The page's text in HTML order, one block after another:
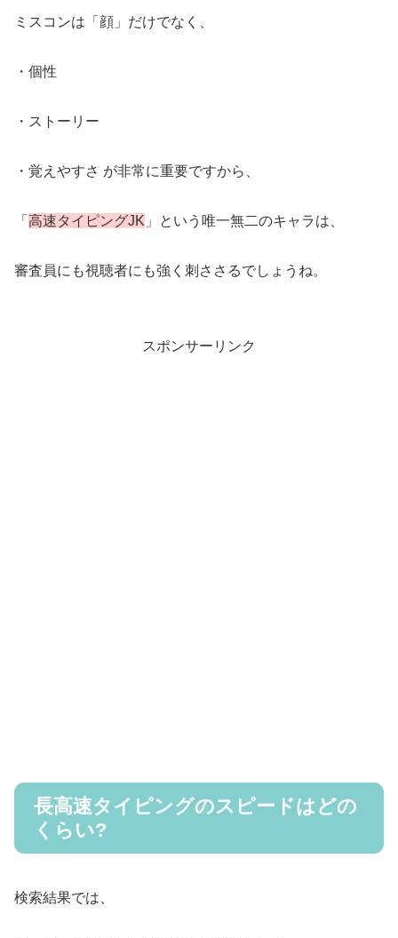
ミスコンは「顔」だけでなく、
・個性
・ストーリー
・覚えやすさ が非常に重要ですから、
「 高速タイピングJK 」という唯一無二のキャラは、
審査員にも視聴者にも強く刺ささるでしょうね。
スポンサーリンク
長高速タイピングのスピードはどの
くらい?
検索結果では、